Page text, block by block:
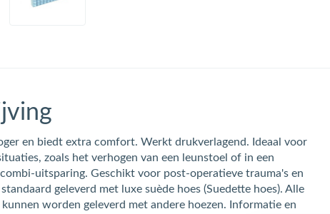
en biedt extra comfort. Werkt drukverlagend. Ideaal voor
zoals het verhogen van een leunstoel of in een
uitsparing. Geschikt voor post-operatieve trauma's en
geleverd met luxe suède hoes (Suedette hoes). Alle
kunnen worden geleverd met andere hoezen. Informatie en